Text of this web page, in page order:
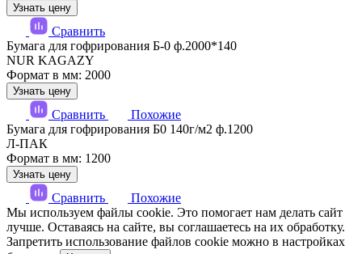
Узнать цену
Сравнить
Бумага для гофрирования Б-0 ф.2000*140
NUR KAGAZY
Формат в мм: 2000
Узнать цену
Сравнить
Похожие
Бумага для гофрирования Б0 140г/м2 ф.1200
Л-ПАК
Формат в мм: 1200
Узнать цену
Сравнить
Похожие
Мы используем файлы cookie. Это помогает нам делать сайт
лучше. Оставаясь на сайте, вы соглашаетесь на их обработку.
Запретить использование файлов cookie можно в настройках